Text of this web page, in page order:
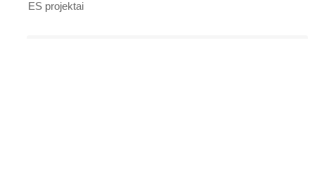
ES projektai